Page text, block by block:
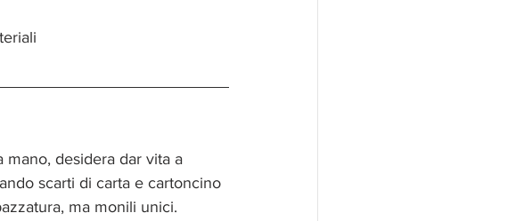
desidera dar vita a
scarti di carta e cartoncino
ma monili unici.